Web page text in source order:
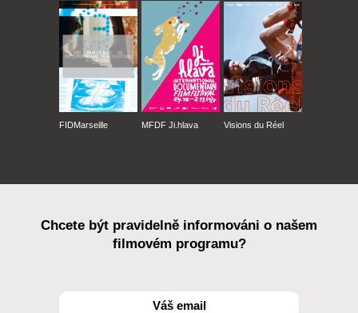
FIDMarseille MFDF Ji.hlava Visions du Réel
Chcete být pravidelně informováni o našem
filmovém programu?